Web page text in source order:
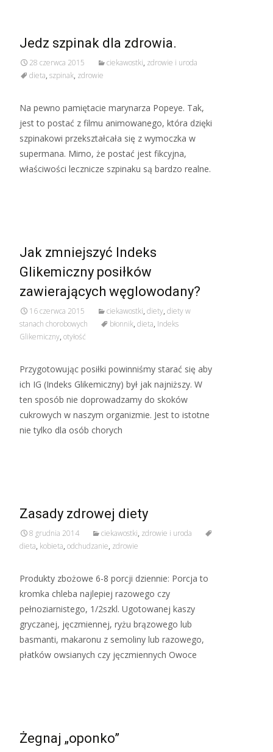
Jedz szpinak dla zdrowia.
28 czerwca 2015 ciekawostki, zdrowie i uroda
dieta, szpinak, zdrowie
Na pewno pamiętacie marynarza Popeye. Tak,
jest to postać z filmu animowanego, która dzięki
szpinakowi przekształcała się z wymoczka w
supermana. Mimo, że postać jest fikcyjna,
właściwości lecznicze szpinaku są bardzo realne.
Jak zmniejszyć Indeks
Glikemiczny posiłków
zawierających węglowodany?
16 czerwca 2015 ciekawostki, diety, diety w
stanach chorobowych
błonnik, dieta, Indeks
Glikemiczny, otyłość
Przygotowując posiłki powinniśmy starać się aby
ich IG (Indeks Glikemiczny) był jak najniższy. W
ten sposób nie doprowadzamy do skoków
cukrowych w naszym organizmie. Jest to istotne
nie tylko dla osób chorych
Zasady zdrowej diety
8 grudnia 2014 ciekawostki, zdrowie i uroda
dieta, kobieta, odchudzanie, zdrowie
Produkty zbożowe 6-8 porcji dziennie: Porcja to
kromka chleba najlepiej razowego czy
pełnoziarnistego, 1/2szkl. Ugotowanej kaszy
gryczanej, jęczmiennej, ryżu brązowego lub
basmanti, makaronu z semoliny lub razowego,
płatków owsianych czy jęczmiennych Owoce
Żegnaj „oponko”